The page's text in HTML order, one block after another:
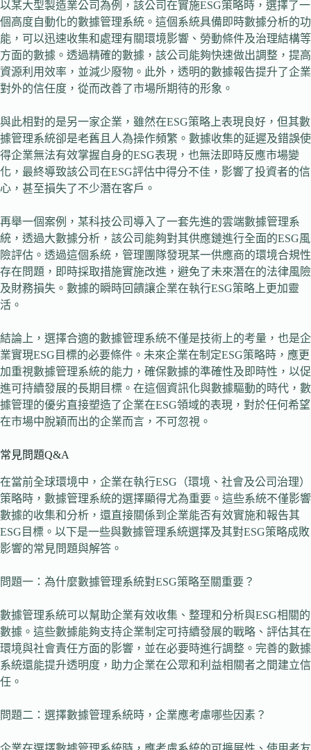
以某大型製造業公司為例，該公司在實施ESG策略時，選擇了一
個高度自動化的數據管理系統。這個系統具備即時數據分析的功
能，可以迅速收集和處理有關環境影響、勞動條件及治理結構等
方面的數據。透過精確的數據，該公司能夠快速做出調整，提高
資源利用效率，並減少廢物。此外，透明的數據報告提升了企業
對外的信任度，從而改善了市場所期待的形象。
與此相對的是另一家企業，雖然在ESG策略上表現良好，但其數
據管理系統卻是老舊且人為操作頻繁。數據收集的延遲及錯誤使
得企業無法有效掌握自身的ESG表現，也無法即時反應市場變
化，最終導致該公司在ESG評估中得分不佳，影響了投資者的信
心，甚至損失了不少潛在客戶。
再舉一個案例，某科技公司導入了一套先進的雲端數據管理系
統，透過大數據分析，該公司能夠對其供應鏈進行全面的ESG風
險評估。透過這個系統，管理團隊發現某一供應商的環境合規性
存在問題，即時採取措施實施改進，避免了未來潛在的法律風險
及財務損失。數據的瞬時回饋讓企業在執行ESG策略上更加靈
活。
結論上，選擇合適的數據管理系統不僅是技術上的考量，也是企
業實現ESG目標的必要條件。未來企業在制定ESG策略時，應更
加重視數據管理系統的能力，確保數據的準確性及即時性，以促
進可持續發展的長期目標。在這個資訊化與數據驅動的時代，數
據管理的優劣直接塑造了企業在ESG領域的表現，對於任何希望
在市場中脫穎而出的企業而言，不可忽視。
常見問題Q&A
在當前全球環境中，企業在執行ESG（環境、社會及公司治理）
策略時，數據管理系統的選擇顯得尤為重要。這些系統不僅影響
數據的收集和分析，還直接關係到企業能否有效實施和報告其
ESG目標。以下是一些與數據管理系統選擇及其對ESG策略成敗
影響的常見問題與解答。
問題一：為什麼數據管理系統對ESG策略至關重要？
數據管理系統可以幫助企業有效收集、整理和分析與ESG相關的
數據。這些數據能夠支持企業制定可持續發展的戰略、評估其在
環境與社會責任方面的影響，並在必要時進行調整。完善的數據
系統還能提升透明度，助力企業在公眾和利益相關者之間建立信
任。
問題二：選擇數據管理系統時，企業應考慮哪些因素？